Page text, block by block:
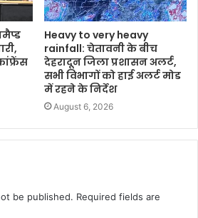
Heavy to very heavy
rainfall: चेतावनी के बीच
देहरादून जिला प्रशासन अलर्ट,
सभी विभागों को हाई अलर्ट मोड
में रहने के निर्देश
August 6, 2026
be published. Required fields are